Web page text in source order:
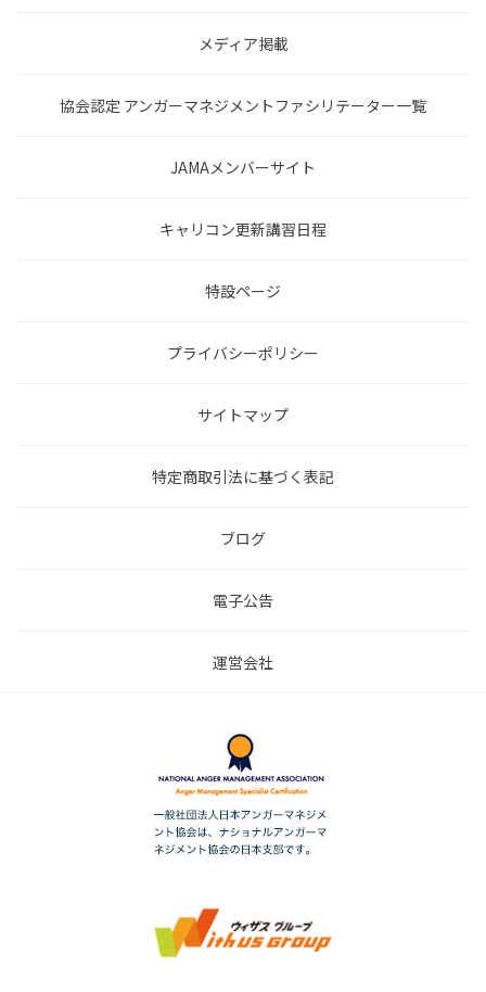
メディア掲載
協会認定 アンガーマネジメントファシリテーター一覧
JAMAメンバーサイト
キャリコン更新講習日程
特設ページ
プライバシーポリシー
サイトマップ
特定商取引法に基づく表記
ブログ
電子公告
運営会社